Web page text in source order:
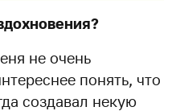
не очень
понять, что
создавал некую